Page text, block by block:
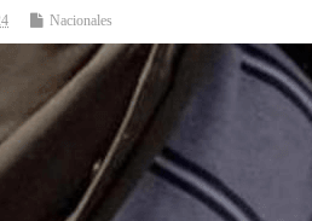
Nacionales